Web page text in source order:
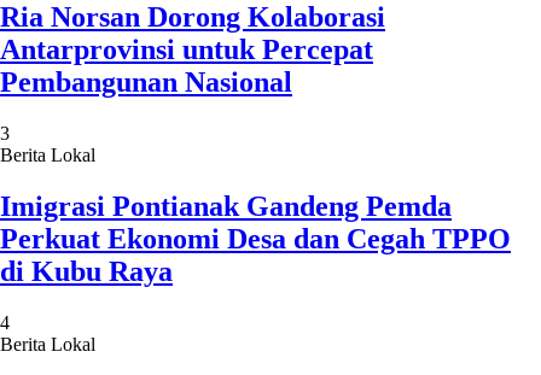
Ria Norsan Dorong Kolaborasi
Antarprovinsi untuk Percepat
Pembangunan Nasional
3
Berita Lokal
Imigrasi Pontianak Gandeng Pemda
Perkuat Ekonomi Desa dan Cegah TPPO
di Kubu Raya
4
Berita Lokal